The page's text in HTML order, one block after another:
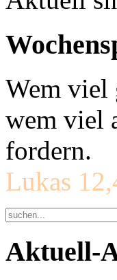
Wem viel
wem viel
fordern.
Lukas
Aktuell-